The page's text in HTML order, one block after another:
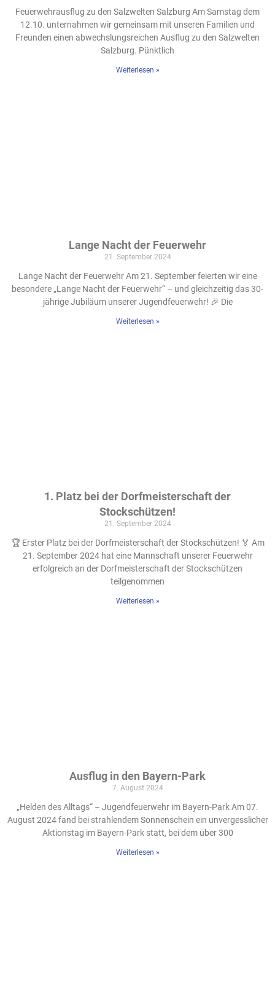
Feuerwehrausflug zu den Salzwelten Salzburg Am Samstag dem
12.10. unternahmen wir gemeinsam mit unseren Familien und
Freunden einen abwechslungsreichen Ausflug zu den Salzwelten
Salzburg. Pünktlich
Weiterlesen »
Lange Nacht der Feuerwehr
21. September 2024
Lange Nacht der Feuerwehr Am 21. September feierten wir eine
besondere „Lange Nacht der Feuerwehr“ – und gleichzeitig das 30-
jährige Jubiläum unserer Jugendfeuerwehr! 🎉 Die
Weiterlesen »
1. Platz bei der Dorfmeisterschaft der
Stockschützen!
21. September 2024
🏆 Erster Platz bei der Dorfmeisterschaft der Stockschützen! 🏅 Am
21. September 2024 hat eine Mannschaft unserer Feuerwehr
erfolgreich an der Dorfmeisterschaft der Stockschützen
teilgenommen
Weiterlesen »
Ausflug in den Bayern-Park
7. August 2024
„Helden des Alltags“ – Jugendfeuerwehr im Bayern-Park Am 07.
August 2024 fand bei strahlendem Sonnenschein ein unvergesslicher
Aktionstag im Bayern-Park statt, bei dem über 300
Weiterlesen »